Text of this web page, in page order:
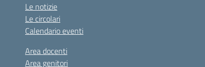
Le notizie
Le circolari
Calendario eventi
Area docenti
Area genitori